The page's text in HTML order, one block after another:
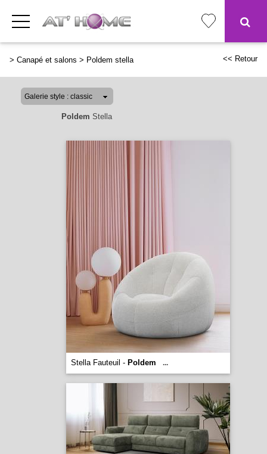
> Canapé et salons > Poldem stella << Retour
Poldem Stella
Stella Fauteuil - Poldem ...